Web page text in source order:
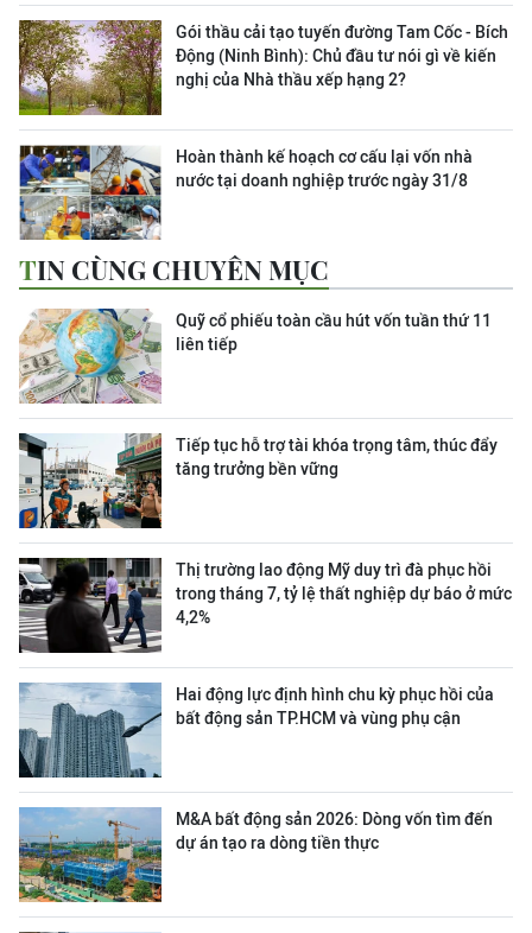
Gói thầu cải tạo tuyến đường Tam Cốc - Bích
Động (Ninh Bình): Chủ đầu tư nói gì về kiến
nghị của Nhà thầu xếp hạng 2?
Hoàn thành kế hoạch cơ cấu lại vốn nhà
nước tại doanh nghiệp trước ngày 31/8
TIN CÙNG CHUYÊN MỤC
Quỹ cổ phiếu toàn cầu hút vốn tuần thứ 11
liên tiếp
Tiếp tục hỗ trợ tài khóa trọng tâm, thúc đẩy
tăng trưởng bền vững
Thị trường lao động Mỹ duy trì đà phục hồi
trong tháng 7, tỷ lệ thất nghiệp dự báo ở mức
4,2%
Hai động lực định hình chu kỳ phục hồi của
bất động sản TP.HCM và vùng phụ cận
M&A bất động sản 2026: Dòng vốn tìm đến
dự án tạo ra dòng tiền thực